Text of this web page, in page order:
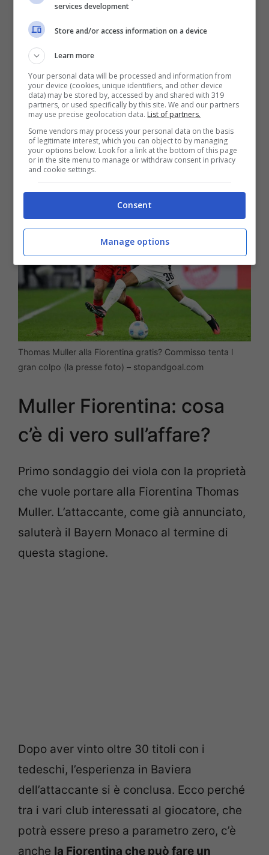
degli acquisti di questo spessore che
hanno fatto sognare in grande la piazza.
Adesso, con uno spogliatio composto da
giocatori prevalentemente giovani,
l’ingaggio di Thomas Muller può solo fare
bene alla Fiorentina che dopo De Gea
sogna anche l’arrivo del tedesco.
Thomas Muller alla Fiorentina gratis? Commisso tenta l
gran colpo (la presse foto) – stopandgoal.com
Muller Fiorentina: cosa
c’è di vero sull’affare?
Primo sondaggio dei viola con la proprietà
che vuole portare alla Fiorentina Thomas
Muller. L’attaccante, come già annunciato,
saluterà il Bayern Monaco al termine di
questa stagione.
Dopo aver vinto oltre 30 titoli con i
tedeschi, l’esperienza in Baviera
dell’attaccante si è conclusa. Ecco perché
tra i vari club interessati al giocatore, che
potrà essere preso a parametro zero, c’è
anche la Fiorentina che può fare un
services development
Store and/or access information on a device
Learn more
Your personal data will be processed and information from
your device (cookies, unique identifiers, and other device
data) may be stored by, accessed by and shared with 319
partners, or used specifically by this site. We and our partners
may use precise geolocation data. List of partners.
Some vendors may process your personal data on the basis
of legitimate interest, which you can object to by managing
your options below. Look for a link at the bottom of this page
or in the site menu to manage or withdraw consent in privacy
and cookie settings.
Consent
Manage options